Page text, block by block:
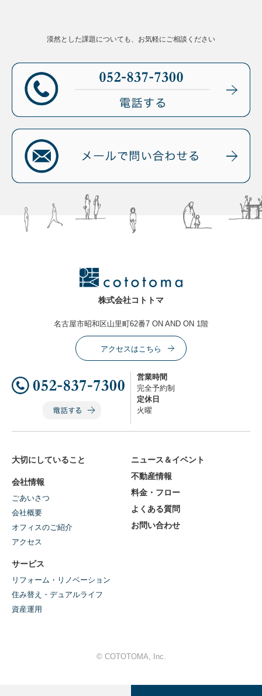
漠然とした課題についても、お気軽にご相談ください
株式会社コトトマ
名古屋市昭和区山里町62番7 ON AND ON 1階
アクセスはこちら
営業時間
完全予約制
定休日
火曜
大切にしていること
会社情報
ごあいさつ
会社概要
オフィスのご紹介
アクセス
サービス
リフォーム・リノベーション
住み替え・デュアルライフ
資産運用
ニュース＆イベント
不動産情報
料金・フロー
よくある質問
お問い合わせ
© COTOTOMA, Inc.